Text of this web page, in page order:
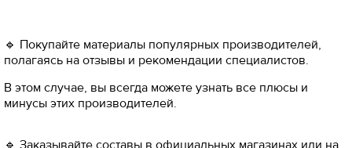
🔹 Покупайте материалы популярных производителей,
полагаясь на отзывы и рекомендации специалистов.
В этом случае, вы всегда можете узнать все плюсы и
минусы этих производителей.
🔹 Заказывайте составы в официальных магазинах или на